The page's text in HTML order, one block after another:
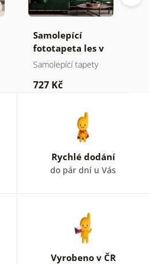
Samolepící
fototapeta les v
mlze
Samolepící tapety
727 Kč
Rychlé dodání
do pár dní u Vás
Vyrobeno v ČR